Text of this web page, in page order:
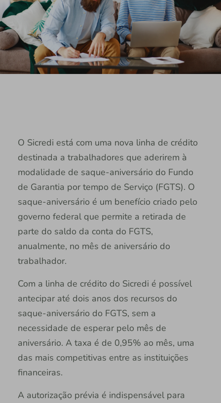
O Sicredi está com uma nova linha de crédito
destinada a trabalhadores que aderirem à
modalidade de saque-aniversário do Fundo
de Garantia por tempo de Serviço (FGTS). O
saque-aniversário é um benefício criado pelo
governo federal que permite a retirada de
parte do saldo da conta do FGTS,
anualmente, no mês de aniversário do
trabalhador.
Com a linha de crédito do Sicredi é possível
antecipar até dois anos dos recursos do
saque-aniversário do FGTS, sem a
necessidade de esperar pelo mês de
aniversário. A taxa é de 0,95% ao mês, uma
das mais competitivas entre as instituições
financeiras.
A autorização prévia é indispensável para